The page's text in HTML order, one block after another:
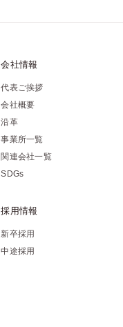
会社情報
代表ご挨拶
会社概要
沿革
事業所一覧
関連会社一覧
SDGs
採用情報
新卒採用
中途採用